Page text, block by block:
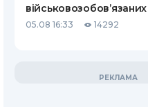
військовозобов’язаних
05.08 16:33 14292